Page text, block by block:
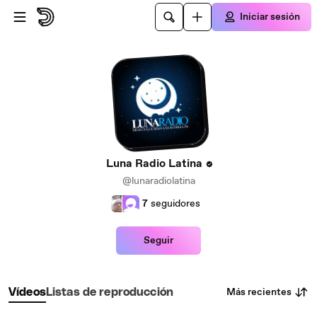
Saltar al contenido principal
Iniciar sesión
Luna Radio Latina
@lunaradiolatina
7 seguidores
Seguir
VídeosListas de reproducción Más recientes